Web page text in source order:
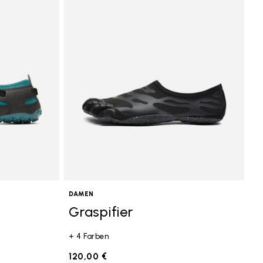
DAMEN
Graspifier
+ 4 Farben
120,00 €